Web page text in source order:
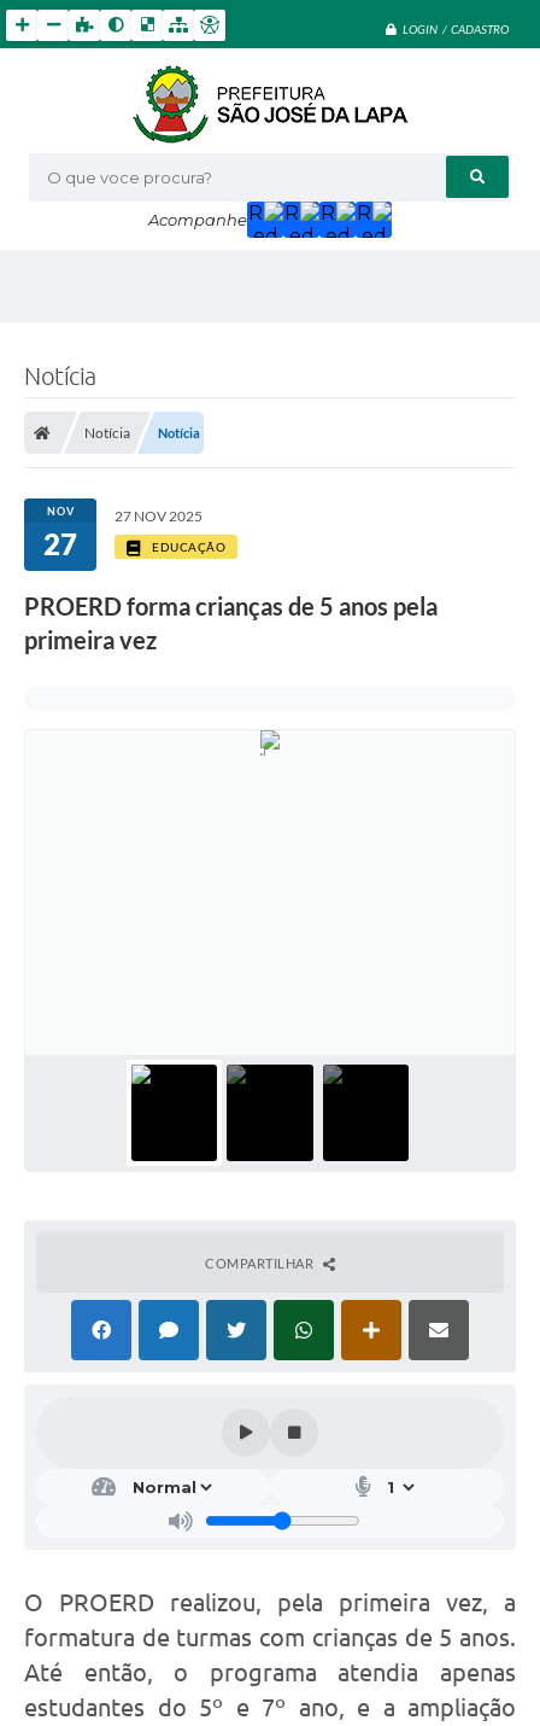
LOGIN / CADASTRO
O que voce procura?
Acompanhe
Notícia
Notícia Notícia
NOV
27
27 NOV 2025
EDUCAÇÃO
PROERD forma crianças de 5 anos pela
primeira vez
COMPARTILHAR
O PROERD realizou, pela primeira vez, a
formatura de turmas com crianças de 5 anos.
Até então, o programa atendia apenas
estudantes do 5º e 7º ano, e a ampliação